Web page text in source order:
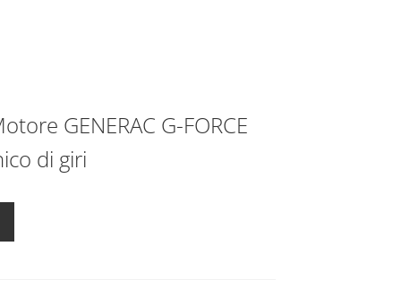
GENERAC G-FORCE
di giri